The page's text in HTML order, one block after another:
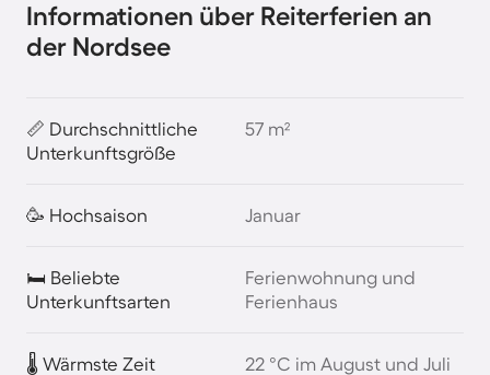
Informationen über Reiterferien an
der Nordsee
📏 Durchschnittliche
Unterkunftsgröße
57 m²
🥳 Hochsaison Januar
🛏️ Beliebte
Unterkunftsarten
Ferienwohnung und
Ferienhaus
🌡️ Wärmste Zeit 22 °C im August und Juli